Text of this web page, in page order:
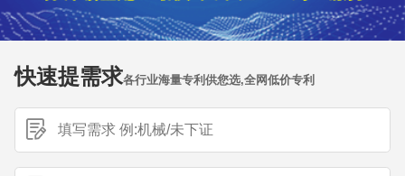
快速提需求各行业海量专利供您选,全网低价专利